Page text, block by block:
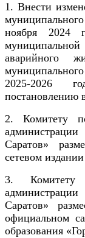
1. Внести
ноября 2024
муниципальной
аварийного
2025-2026
постановлению
2. Комитету
администрации
Саратов»
сетевом
3.
администрации
Саратов»
официальном
образования